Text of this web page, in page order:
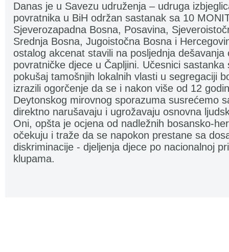
Danas je u Savezu udruženja – udruga
povratnika u BiH održan sastanak sa 10
Sjeverozapadna Bosna, Posavina,
Srednja Bosna, Jugoistočna Bosna i
ostalog akcenat stavili na posljednja dešavanja
povratničke djece u Čapljini. Učesnici sastanka
pokušaj tamošnjih lokalnih vlasti u segregaciji
izrazili ogorčenje da se i nakon više od 12
Deytonskog mirovnog sporazuma susrećemo
direktno narušavaju i ugrožavaju osnovna
Oni, opšta je ocjena od nadležnih bosansko-
očekuju i traže da se napokon prestane sa
diskriminacije - djeljenja djece po nacionalnoj
klupama.